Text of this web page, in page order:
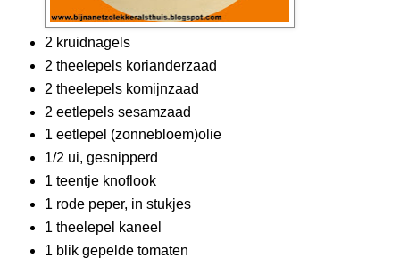
2 kruidnagels
2 theelepels korianderzaad
2 theelepels komijnzaad
2 eetlepels sesamzaad
1 eetlepel (zonnebloem)olie
1/2 ui, gesnipperd
1 teentje knoflook
1 rode peper, in stukjes
1 theelepel kaneel
1 blik gepelde tomaten